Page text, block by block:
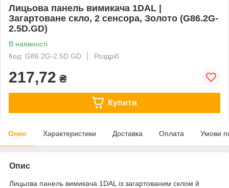
Лицьова панель вимикача 1DAL |
Загартоване скло, 2 сенсора, Золото (G86.2G-
2.5D.GD)
В наявності
Код: G86.2G-2.5D.GD
Роздріб
217,72 ₴
Купити
Опис Характеристики Доставка Оплата Умови
Опис
Лицьова панель вимикача 1DAL із загартованим склом й